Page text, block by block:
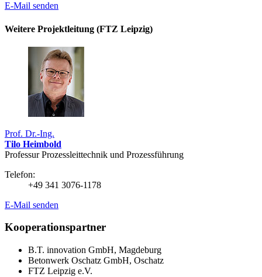
E-Mail senden
Weitere Projektleitung (FTZ Leipzig)
Prof. Dr.-Ing.
Tilo Heimbold
Professur Prozessleittechnik und Prozessführung
Telefon:
+49 341 3076-1178
E-Mail senden
Kooperationspartner
B.T. innovation GmbH, Magdeburg
Betonwerk Oschatz GmbH, Oschatz
FTZ Leipzig e.V.